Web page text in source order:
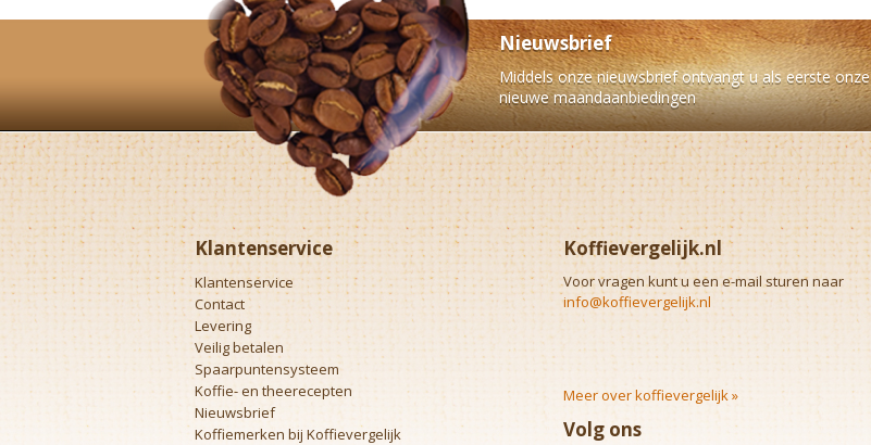
Nieuwsbrief
Middels onze nieuwsbrief ontvangt u als eerste onze
nieuwe maandaanbiedingen
Klantenservice
Klantenservice
Contact
Levering
Veilig betalen
Spaarpuntensysteem
Koffie- en theerecepten
Nieuwsbrief
Koffiemerken bij Koffievergelijk
Koffievergelijk.nl
Voor vragen kunt u een e-mail sturen naar
info@koffievergelijk.nl
Meer over koffievergelijk »
Volg ons